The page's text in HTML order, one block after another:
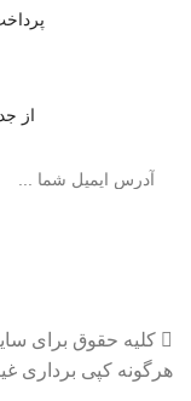
از
کلیه حقوق برای
هرگونه کپی برداری